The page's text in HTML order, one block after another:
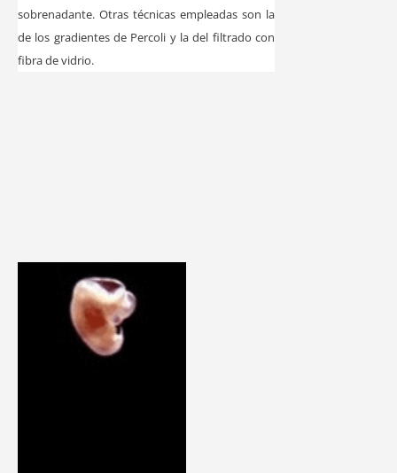
sobrenadante. Otras técnicas empleadas son la
de los gradientes de Percoli y la del filtrado con
fibra de vidrio.